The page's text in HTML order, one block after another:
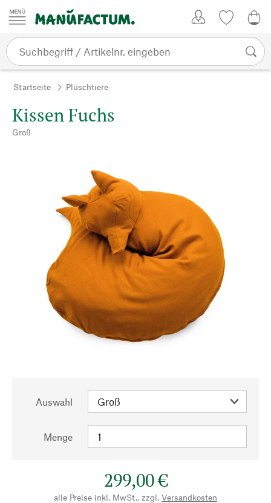
Zum Inhalt springen
Startseite Plüschtiere
Kissen Fuchs
Groß
Auswahl
Menge
299,00 €
alle Preise inkl. MwSt., zzgl. Versandkosten